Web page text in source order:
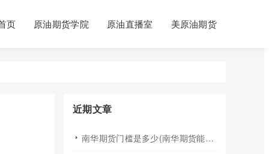
页 原油期货学院 原油直播室 美原油期货
近期文章
南华期货门槛是多少(南华期货能做国际期货吗)